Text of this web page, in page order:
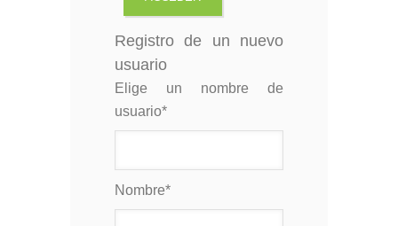
Registro de un nuevo
usuario
Elige un nombre de
usuario*
Nombre*